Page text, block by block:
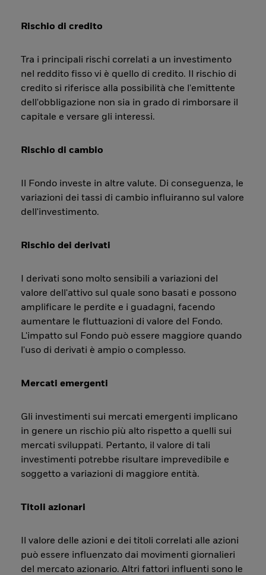
Rischio di credito
Tra i principali rischi correlati a un investimento
nel reddito fisso vi è quello di credito. Il rischio di
credito si riferisce alla possibilità che l'emittente
dell'obbligazione non sia in grado di rimborsare il
capitale e versare gli interessi.
Rischio di cambio
Il Fondo investe in altre valute. Di conseguenza, le
variazioni dei tassi di cambio influiranno sul valore
dell'investimento.
Rischio dei derivati
I derivati sono molto sensibili a variazioni del
valore dell'attivo sul quale sono basati e possono
amplificare le perdite e i guadagni, facendo
aumentare le fluttuazioni di valore del Fondo.
L'impatto sul Fondo può essere maggiore quando
l'uso di derivati è ampio o complesso.
Mercati emergenti
Gli investimenti sui mercati emergenti implicano
in genere un rischio più alto rispetto a quelli sui
mercati sviluppati. Pertanto, il valore di tali
investimenti potrebbe risultare imprevedibile e
soggetto a variazioni di maggiore entità.
Titoli azionari
Il valore delle azioni e dei titoli correlati alle azioni
può essere influenzato dai movimenti giornalieri
del mercato azionario. Altri fattori influenti sono le